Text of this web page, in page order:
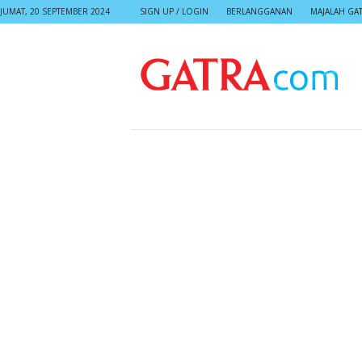
JUMAT, 20 SEPTEMBER 2024 SIGN UP / LOGIN BERLANGGANAN MAJALAH